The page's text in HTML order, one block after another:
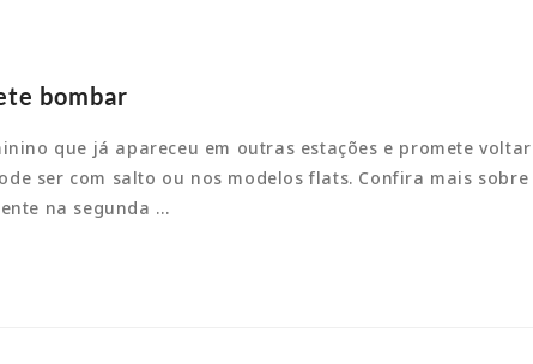
bombar
que já apareceu em outras estações e promete
ser com salto ou nos modelos flats. Confira mais
na segunda …